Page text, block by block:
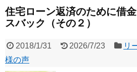
住宅ローン返済のために借
スバック（その２）
2018/1/31 2026/7/23 リ
様の声